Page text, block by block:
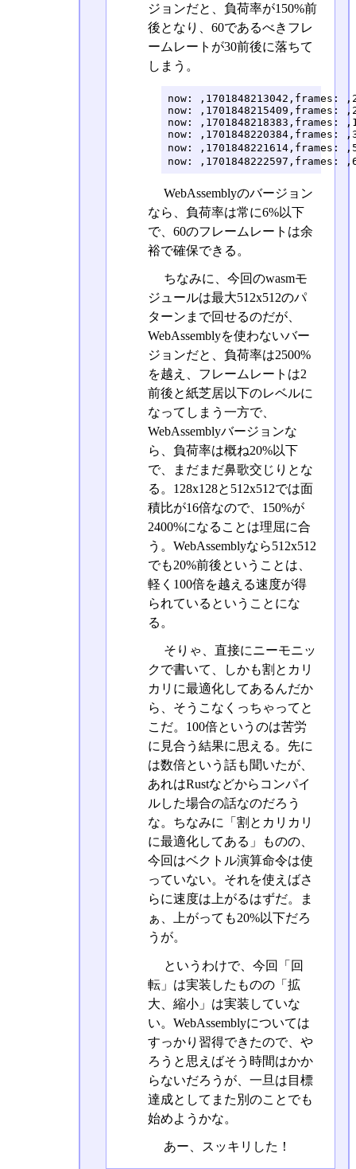
ジョンだと、負荷率が150%前
後となり、60であるべきフレ
ームレートが30前後に落ちて
しまう。
now: ,1701848213042,frames:
now: ,1701848215409,frames:
now: ,1701848218383,frames:
now: ,1701848220384,frames:
now: ,1701848221614,frames:
now: ,1701848222597,frames:
WebAssemblyのバージョン
なら、負荷率は常に6%以下
で、60のフレームレートは余
裕で確保できる。
ちなみに、今回のwasmモ
ジュールは最大512x512のパ
ターンまで回せるのだが、
WebAssemblyを使わないバー
ジョンだと、負荷率は2500%
を越え、フレームレートは2
前後と紙芝居以下のレベルに
なってしまう一方で、
WebAssemblyバージョンな
ら、負荷率は概ね20%以下
で、まだまだ鼻歌交じりとな
る。128x128と512x512では面
積比が16倍なので、150%が
2400%になることは理屈に合
う。WebAssemblyなら512x512
でも20%前後ということは、
軽く100倍を越える速度が得
られているということにな
る。
そりゃ、直接にニーモニッ
クで書いて、しかも割とカリ
カリに最適化してあるんだか
ら、そうこなくっちゃってと
こだ。100倍というのは苦労
に見合う結果に思える。先に
は数倍という話も聞いたが、
あれはRustなどからコンパイ
ルした場合の話なのだろう
な。ちなみに「割とカリカリ
に最適化してある」ものの、
今回はベクトル演算命令は使
っていない。それを使えばさ
らに速度は上がるはずだ。ま
ぁ、上がっても20%以下だろ
うが。
というわけで、今回「回
転」は実装したものの「拡
大、縮小」は実装していな
い。WebAssemblyについては
すっかり習得できたので、や
ろうと思えばそう時間はかか
らないだろうが、一旦は目標
達成としてまた別のことでも
始めようかな。
あー、スッキリした！